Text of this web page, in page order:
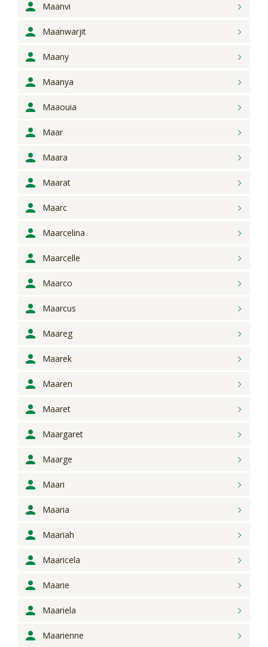
Maanvi
Maanwarjit
Maany
Maanya
Maaouia
Maar
Maara
Maarat
Maarc
Maarcelina
Maarcelle
Maarco
Maarcus
Maareg
Maarek
Maaren
Maaret
Maargaret
Maarge
Maari
Maaria
Maariah
Maaricela
Maarie
Maariela
Maarienne